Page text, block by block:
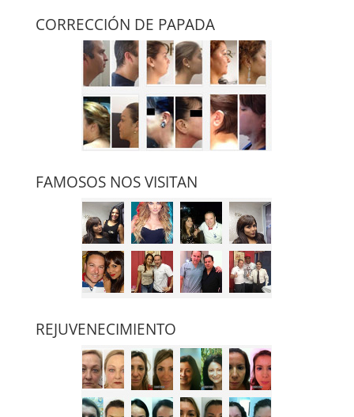
CORRECCIÓN DE PAPADA
FAMOSOS NOS VISITAN
REJUVENECIMIENTO